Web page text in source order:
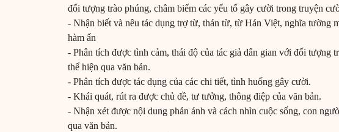
đối tượng trào phúng, châm biếm các yếu tố gây cười trong truyện
- Nhận biết và nêu tác dụng trợ từ, thán từ, từ Hán Việt, nghĩa tường
hàm ẩn
- Phân tích được tình cảm, thái độ của tác giả dân gian với đối tượng
thể hiện qua văn bản.
- Phân tích được tác dụng của các chi tiết, tình huống gây cười.
- Khái quát, rút ra được chủ đề, tư tưởng, thông điệp của văn bản.
- Nhận xét được nội dung phản ánh và cách nhìn cuộc sống, con
qua văn bản.